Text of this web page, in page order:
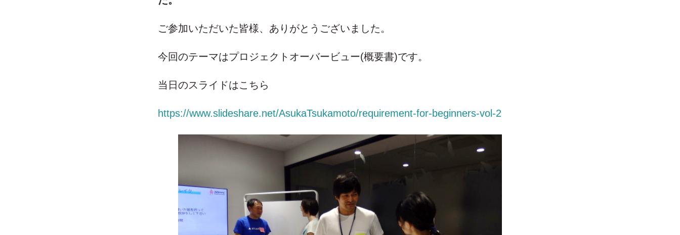
ご参加いただいた皆様、ありがとうございました。
今回のテーマはプロジェクトオーバービュー(概要書)です。
当日のスライドはこちら
https://www.slideshare.net/AsukaTsukamoto/requirement-for-beginners-vol-2